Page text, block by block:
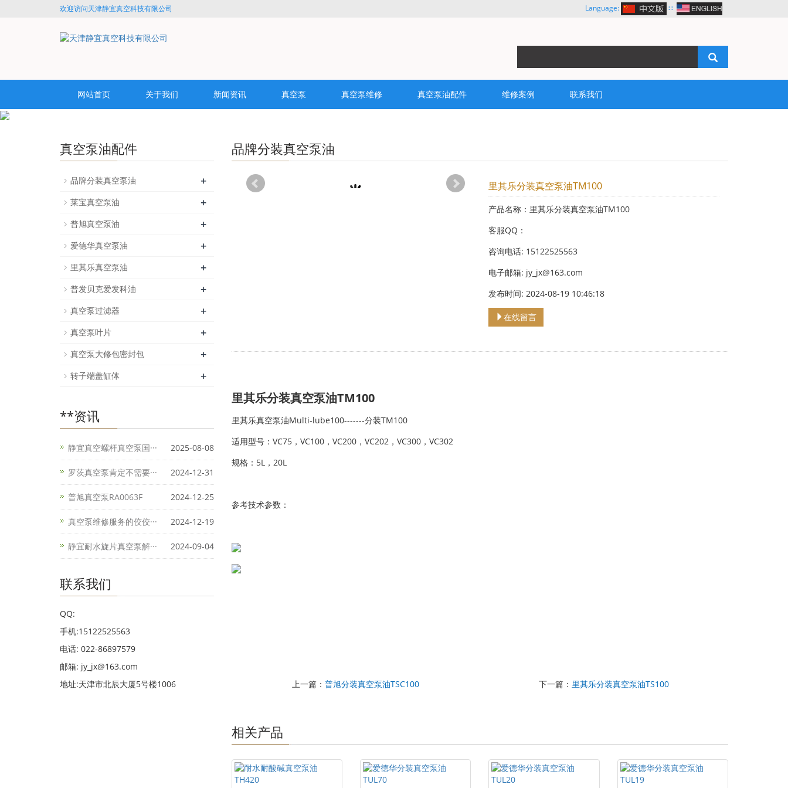
欢迎访问天津静宜真空科技有限公司 Language: ∷
网站首页 关于我们 新闻资讯 真空泵 真空泵维修 真空泵油配件 维修案例 联系我们
品牌分装真空泵油
里其乐分装真空泵油TM100
产品名称：里其乐分装真空泵油TM100
客服QQ：
咨询电话: 15122525563
电子邮箱: jy_jx@163.com
发布时间: 2024-08-19 10:46:18
在线留言
里其乐分装真空泵油TM100
里其乐真空泵油Multi-lube100-------分装TM100
适用型号：VC75，VC100，VC200，VC202，VC300，VC302
规格：5L，20L
参考技术参数：
上一篇： 普旭分装真空泵油TSC100 下一篇： 里其乐分装真空泵油TS100
相关产品
真空泵油配件
品牌分装真空泵油 +
莱宝真空泵油 +
普旭真空泵油 +
爱德华真空泵油 +
里其乐真空泵油 +
普发贝克爱发科油 +
真空泵过滤器 +
真空泵叶片 +
真空泵大修包密封包 +
转子端盖缸体 +
**资讯
静宜真空螺杆真空泵国··· 2025-08-08
罗茨真空泵肯定不需要··· 2024-12-31
普旭真空泵RA0063F 2024-12-25
真空泵维修服务的佼佼··· 2024-12-19
静宜耐水旋片真空泵解··· 2024-09-04
联系我们
QQ:
手机:15122525563
电话: 022-86897579
邮箱: jy_jx@163.com
地址:天津市北辰大厦5号楼1006